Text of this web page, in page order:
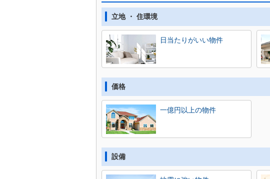
立地 ・ 住環境
日当たりがいい物件
価格
一億円以上の物件
設備